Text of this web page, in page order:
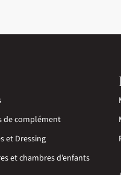
de complément
et Dressing
et chambres d’enfants